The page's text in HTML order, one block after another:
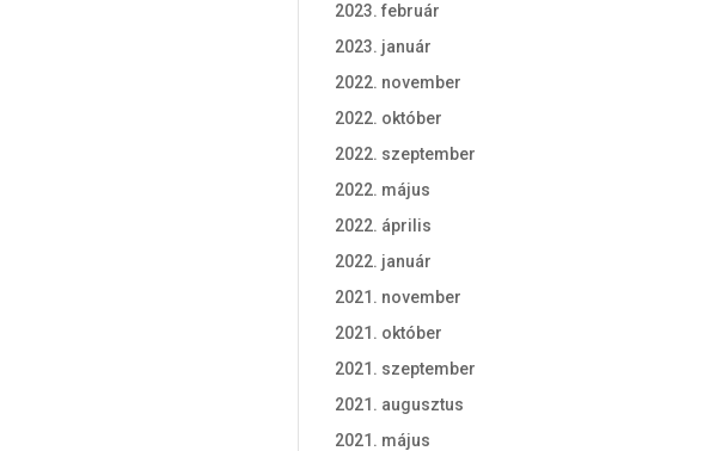
2023. február
2023. január
2022. november
2022. október
2022. szeptember
2022. május
2022. április
2022. január
2021. november
2021. október
2021. szeptember
2021. augusztus
2021. május